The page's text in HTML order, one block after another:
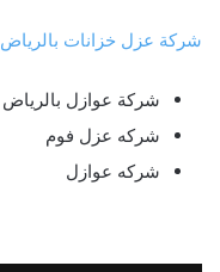
شركة عزل خزانات بالرياض
شركة عوازل بالرياض
شركه عزل فوم
شركه عوازل